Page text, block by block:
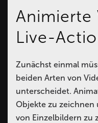
Animierte
Live-
Zunächst einmal
beiden Arten von
unterscheidet.
Objekte zu zeichnen
von Einzelbildern zu